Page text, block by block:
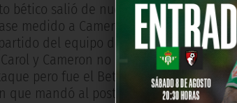
bético salió de nuevo enchufado al
medido a Cameron para que
del equipo de Joseba Aguirre, y
y Cameron no pudieron
pero fue el Betis Féminas el
que mandó al poste Natalia Montilla.